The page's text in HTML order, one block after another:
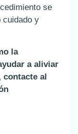
se
cuidado y
la
a aliviar
al